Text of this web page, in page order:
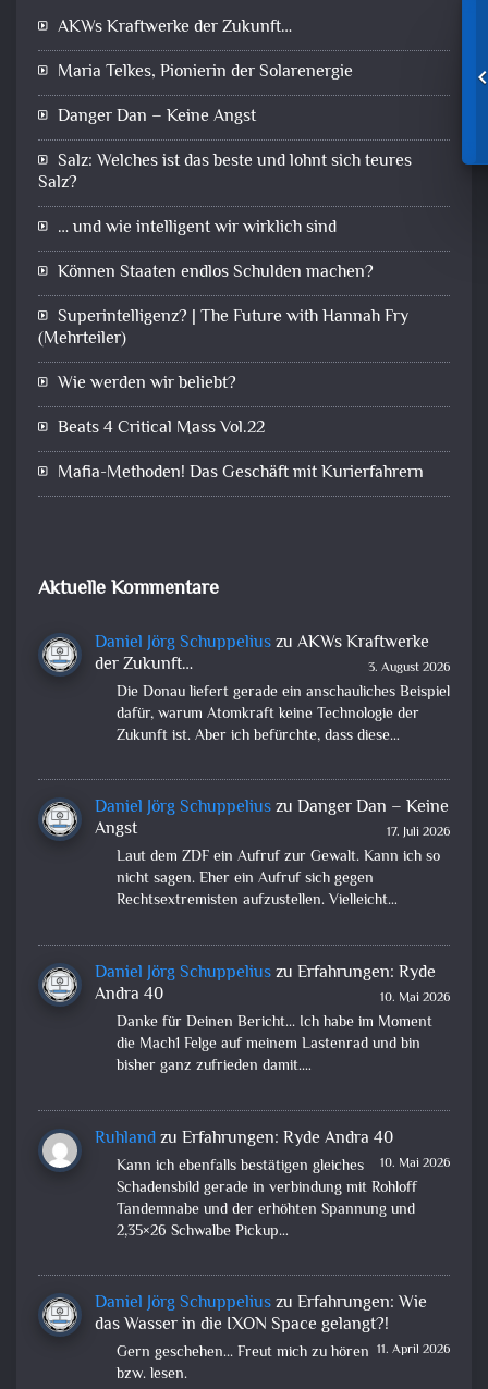
AKWs Kraftwerke der Zukunft…
Maria Telkes, Pionierin der Solarenergie
Danger Dan – Keine Angst
Salz: Welches ist das beste und lohnt sich teures
Salz?
… und wie intelligent wir wirklich sind
Können Staaten endlos Schulden machen?
Superintelligenz? | The Future with Hannah Fry
(Mehrteiler)
Wie werden wir beliebt?
Beats 4 Critical Mass Vol.22
Mafia-Methoden! Das Geschäft mit Kurierfahrern
Aktuelle Kommentare
Daniel Jörg Schuppeliuszu AKWs Kraftwerke
der Zukunft…
3. August 2026
Die Donau liefert gerade ein anschauliches Beispiel
dafür, warum Atomkraft keine Technologie der
Zukunft ist. Aber ich befürchte, dass diese…
Daniel Jörg Schuppeliuszu Danger Dan – Keine
Angst
17. Juli 2026
Laut dem ZDF ein Aufruf zur Gewalt. Kann ich so
nicht sagen. Eher ein Aufruf sich gegen
Rechtsextremisten aufzustellen. Vielleicht…
Daniel Jörg Schuppeliuszu Erfahrungen: Ryde
Andra 40
10. Mai 2026
Danke für Deinen Bericht... Ich habe im Moment
die Mach1 Felge auf meinem Lastenrad und bin
bisher ganz zufrieden damit.…
Ruhlandzu Erfahrungen: Ryde Andra 40
10. Mai 2026
Kann ich ebenfalls bestätigen gleiches
Schadensbild gerade in verbindung mit Rohloff
Tandemnabe und der erhöhten Spannung und
2,35×26 Schwalbe Pickup…
Daniel Jörg Schuppeliuszu Erfahrungen: Wie
das Wasser in die IXON Space gelangt?!
11. April 2026
Gern geschehen... Freut mich zu hören
bzw. lesen.